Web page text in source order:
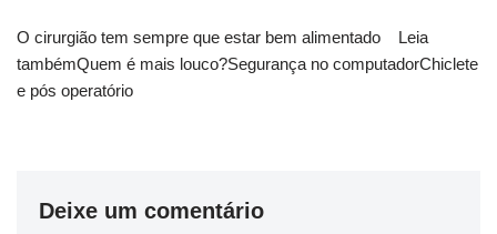
O cirurgião tem sempre que estar bem alimentado Leia
tambémQuem é mais louco?Segurança no computadorChiclete
e pós operatório
Deixe um comentário